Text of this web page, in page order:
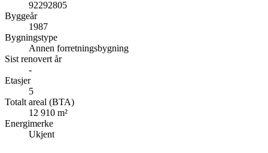
92292805
Byggeår
1987
Bygningstype
Annen forretningsbygning
Sist renovert år
-
Etasjer
5
Totalt areal (BTA)
12 910 m²
Energimerke
Ukjent